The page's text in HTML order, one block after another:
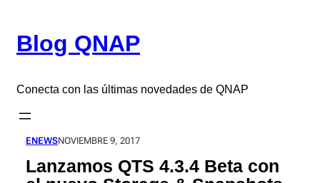
contenido
Blog QNAP
Conecta con las últimas novedades de QNAP
ENEWSNOVIEMBRE 9, 2017
Lanzamos QTS 4.3.4 Beta con